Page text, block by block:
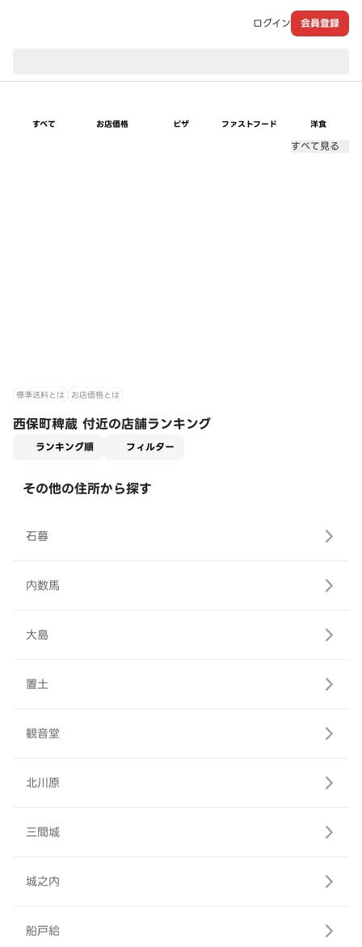
ログイン 会員登録
すべて お店価格 ピザ ファストフード 洋食
すべて見る
標準送料とは お店価格とは
西保町稗蔵 付近の店舗ランキング
ランキング順 フィルター
その他の住所から探す
石暮
内数馬
大島
置土
観音堂
北川原
三間城
城之内
船戸給